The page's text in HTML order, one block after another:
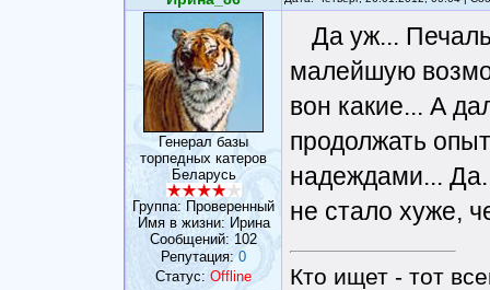
Генерал базы
торпедных катеров
Беларусь
Группа: Проверенный
Имя в жизни: Ирина
Сообщений: 102
Репутация:0
Статус: Offline
Да уж...
малейшую
вон какие... А
продолжать
надеждами...
не стало хуже,
Кто ищет - тот